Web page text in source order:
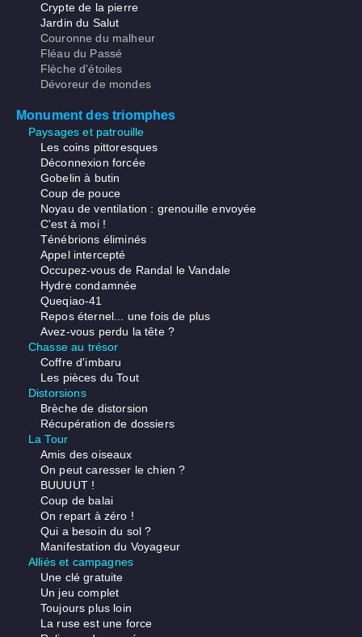
Crypte de la pierre
Jardin du Salut
Couronne du malheur
Fléau du Passé
Flèche d'étoiles
Dévoreur de mondes
Monument des triomphes
Paysages et patrouille
Les coins pittoresques
Déconnexion forcée
Gobelin à butin
Coup de pouce
Noyau de ventilation : grenouille envoyée
C'est à moi !
Ténébrions éliminés
Appel intercepté
Occupez-vous de Randal le Vandale
Hydre condamnée
Queqiao-41
Repos éternel... une fois de plus
Avez-vous perdu la tête ?
Chasse au trésor
Coffre d'imbaru
Les pièces du Tout
Distorsions
Brèche de distorsion
Récupération de dossiers
La Tour
Amis des oiseaux
On peut caresser le chien ?
BUUUUT !
Coup de balai
On repart à zéro !
Qui a besoin du sol ?
Manifestation du Voyageur
Alliés et campagnes
Une clé gratuite
Un jeu complet
Toujours plus loin
La ruse est une force